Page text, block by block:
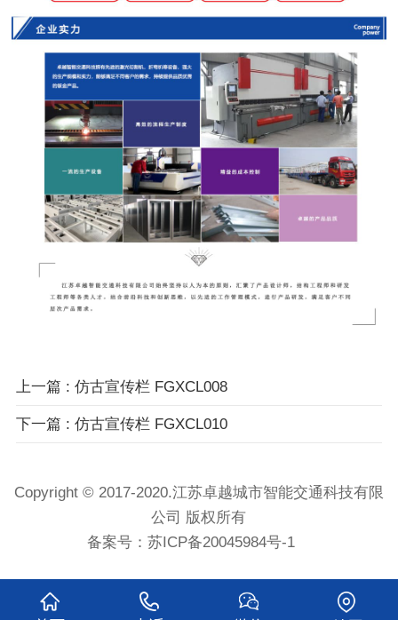
上一篇 : 仿古宣传栏 FGXCL008
下一篇 : 仿古宣传栏 FGXCL010
Copyright © 2017-2020.江苏卓越城市智能交通科技有限
公司 版权所有
备案号：苏ICP备20045984号-1